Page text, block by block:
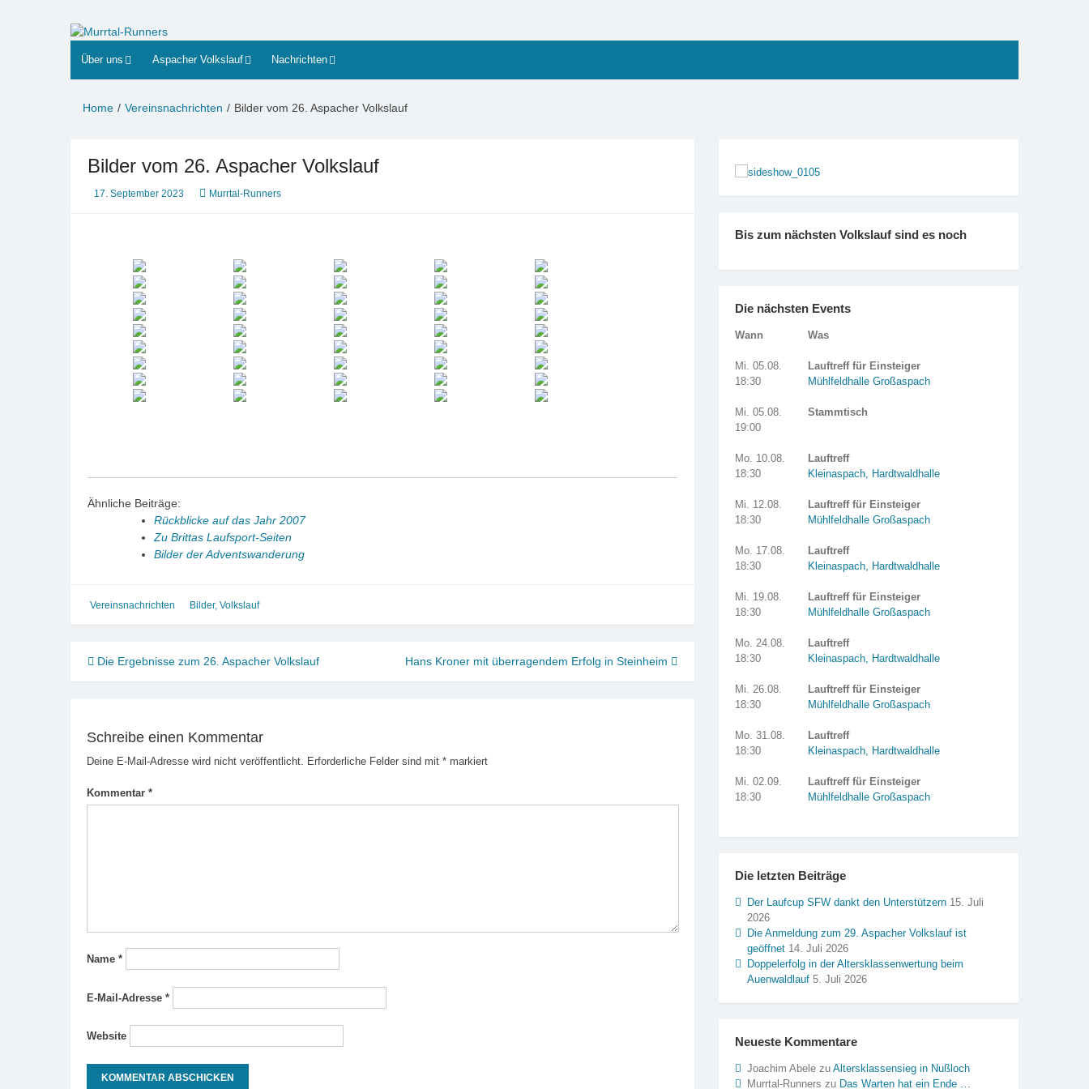
Murrtal-Runners
e.V. 1994
Über uns Aspacher Volkslauf Nachrichten
Home Vereinsnachrichten Bilder vom 26. Aspacher Volkslauf
Bilder vom 26. Aspacher Volkslauf
17. September 2023 Murrtal-Runners
Ähnliche Beiträge:
Rückblicke auf das Jahr 2007
Zu Brittas Laufsport-Seiten
Bilder der Adventswanderung
Vereinsnachrichten Bilder, Volkslauf
Beitragsnavigation
Die Ergebnisse zum 26. Aspacher Volkslauf Hans Kroner mit überragendem Erfolg in Steinheim
Schreibe einen Kommentar
Deine E-Mail-Adresse wird nicht veröffentlicht. Erforderliche Felder sind mit *markiert
Kommentar *
Name *
E-Mail-Adresse *
Website
Bis zum nächsten Volkslauf sind es noch
Die nächsten Events
Wann Was
Mi. 05.08.
18:30
Lauftreff für Einsteiger
Mühlfeldhalle Großaspach
Mi. 05.08.
19:00
Stammtisch
Mo. 10.08.
18:30
Lauftreff
Kleinaspach, Hardtwaldhalle
Mi. 12.08.
18:30
Lauftreff für Einsteiger
Mühlfeldhalle Großaspach
Mo. 17.08.
18:30
Lauftreff
Kleinaspach, Hardtwaldhalle
Mi. 19.08.
18:30
Lauftreff für Einsteiger
Mühlfeldhalle Großaspach
Mo. 24.08.
18:30
Lauftreff
Kleinaspach, Hardtwaldhalle
Mi. 26.08.
18:30
Lauftreff für Einsteiger
Mühlfeldhalle Großaspach
Mo. 31.08.
18:30
Lauftreff
Kleinaspach, Hardtwaldhalle
Mi. 02.09.
18:30
Lauftreff für Einsteiger
Mühlfeldhalle Großaspach
Die letzten Beiträge
Der Laufcup SFW dankt den Unterstützern 15. Juli
2026
Die Anmeldung zum 29. Aspacher Volkslauf ist
geöffnet 14. Juli 2026
Doppelerfolg in der Altersklassenwertung beim
Auenwaldlauf 5. Juli 2026
Neueste Kommentare
Joachim Abelezu Altersklassensieg in Nußloch
Murrtal-Runners zu Das Warten hat ein Ende …